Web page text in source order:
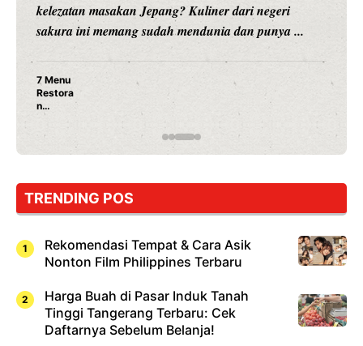
hiburan, Nunung Srimulat dan Vicky Prasetyo, kini
merambah dunia kuliner dengan ...
Nunung Srimulat & Vicky Prasetyo Buka Restoran
Rahasia Mami Bikin Nagih!
TRENDING POS
Rekomendasi Tempat & Cara Asik
Nonton Film Philippines Terbaru
Harga Buah di Pasar Induk Tanah
Tinggi Tangerang Terbaru: Cek
Daftarnya Sebelum Belanja!